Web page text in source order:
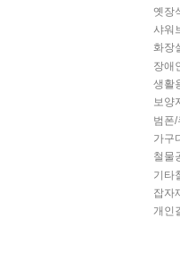
옛장
샤워
화장
장애
생활
보양
범폰/
가구
철물
기타
잡자
개인